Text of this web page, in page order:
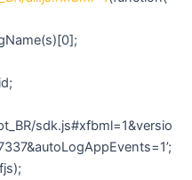
sdk.js#xfbml=1&versio